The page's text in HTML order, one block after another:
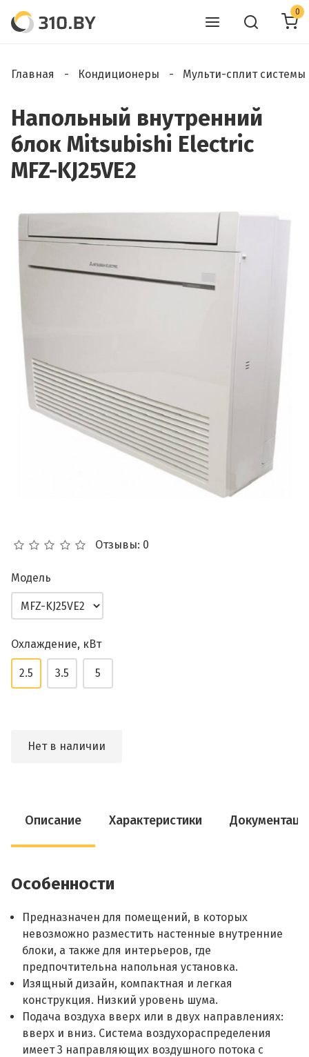
0
Главная Кондиционеры Мульти-сплит системы
Напольный внутренний
блок Mitsubishi Electric
MFZ-KJ25VE2
Отзывы: 0
Модель
Охлаждение, кВт
2.5 3.5 5
Нет в наличии
Описание Характеристики
Особенности
Предназначен для помещений, в которых
невозможно разместить настенные внутренние
блоки, а также для интерьеров, где
предпочтительна напольная установка.
Изящный дизайн, компактная и легкая
конструкция. Низкий уровень шума.
Подача воздуха вверх или в двух направлениях:
вверх и вниз. Система воздухораспределения
имеет 3 направляющих воздушного потока с